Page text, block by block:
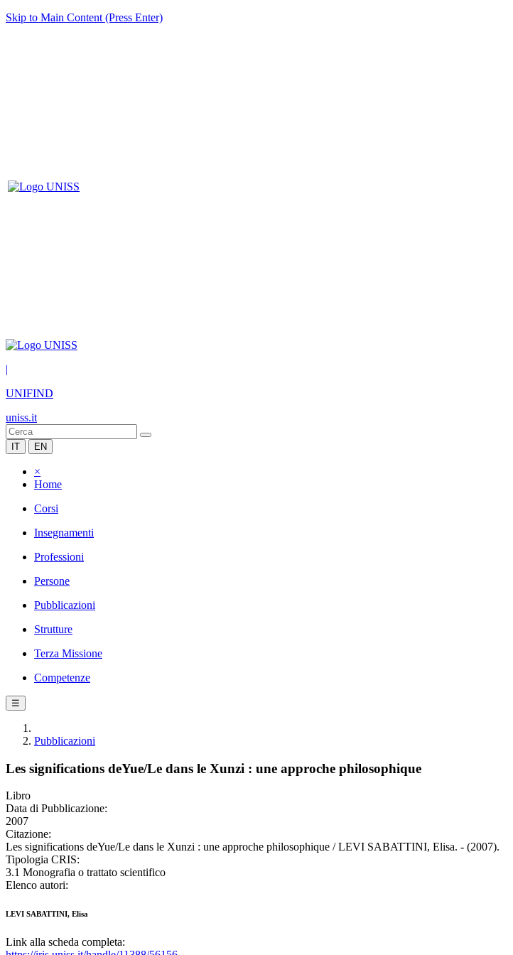
Skip to Main Content (Press Enter)
|
UNIFIND
uniss.it
IT EN
×
Home
Corsi
Insegnamenti
Professioni
Persone
Pubblicazioni
Strutture
Terza Missione
Competenze
☰
Pubblicazioni
Les significations deYue/Le dans le Xunzi : une approche philosophique
Libro
Data di Pubblicazione:
2007
Citazione:
Les significations deYue/Le dans le Xunzi : une approche philosophique / LEVI SABATTINI, Elisa. - (2007).
Tipologia CRIS:
3.1 Monografia o trattato scientifico
Elenco autori:
LEVI SABATTINI, Elisa
Link alla scheda completa: